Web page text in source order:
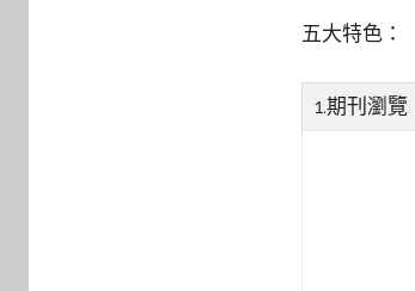
五大特色：
1.期刊瀏覽